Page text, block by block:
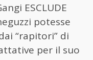
ESCLUDE
potesse
“rapitori” di
per il suo